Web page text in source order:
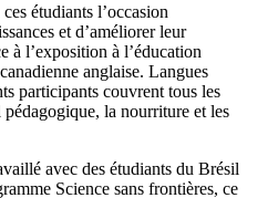
étudiants l’occasion
et d’améliorer leur
à l’exposition à l’éducation
anglaise. Langues
participants couvrent tous les
la nourriture et les
avec des étudiants du Brésil
Science sans frontières, ce